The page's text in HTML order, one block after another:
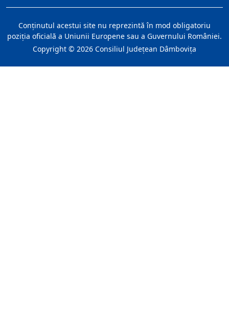
Conţinutul acestui site nu reprezintă în mod obligatoriu
poziţia oficială a Uniunii Europene sau a Guvernului României.
Copyright © 2026 Consiliul Judeţean Dâmboviţa